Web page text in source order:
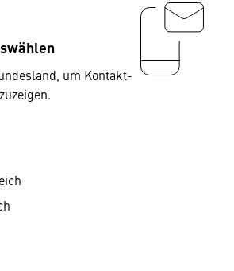
um Kontakt-